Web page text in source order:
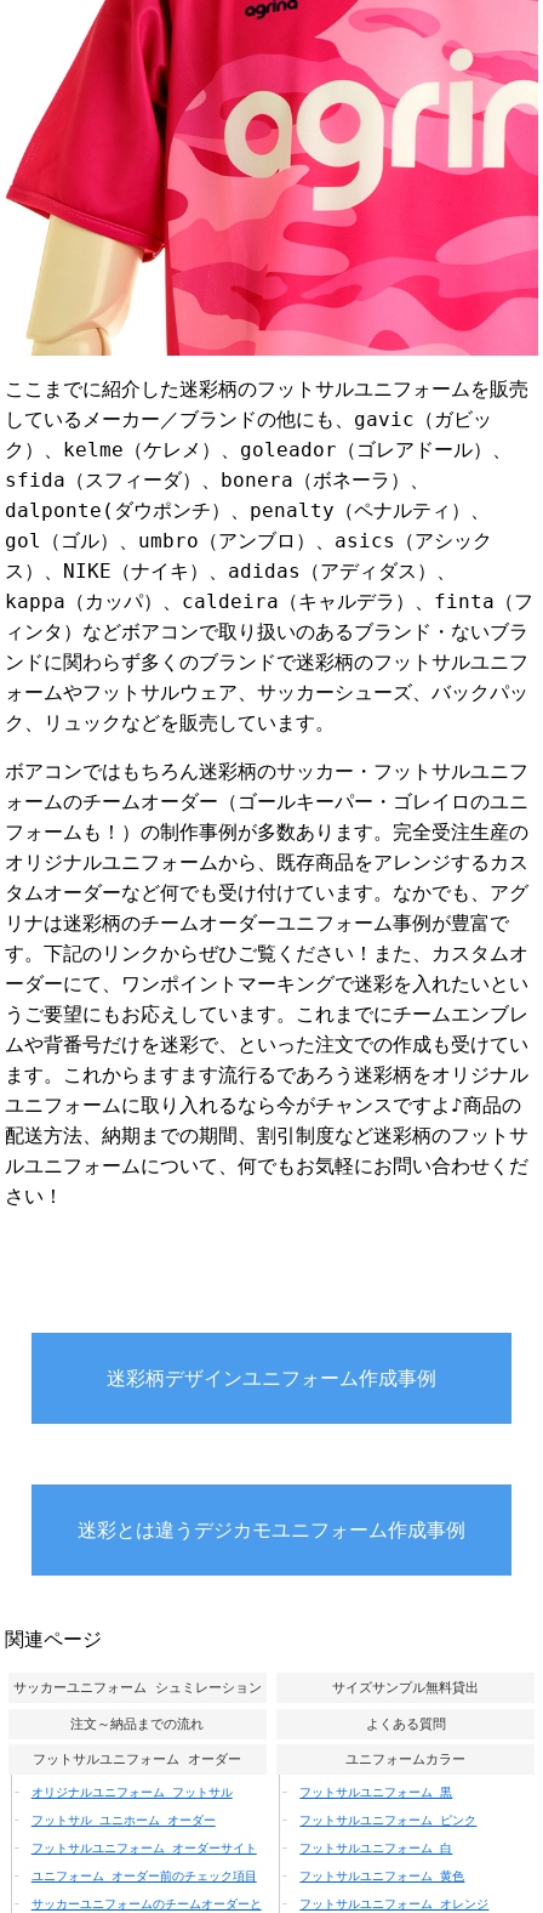
ここまでに紹介した迷彩柄のフットサルユニフォームを販売
しているメーカー／ブランドの他にも、gavic（ガビッ
ク）、kelme（ケレメ）、goleador（ゴレアドール）、
sfida（スフィーダ）、bonera（ボネーラ）、
dalponte(ダウポンチ）、penalty（ペナルティ）、
gol（ゴル）、umbro（アンブロ）、asics（アシック
ス）、NIKE（ナイキ）、adidas（アディダス）、
kappa（カッパ）、caldeira（キャルデラ）、finta（フ
ィンタ）などボアコンで取り扱いのあるブランド・ないブラ
ンドに関わらず多くのブランドで迷彩柄のフットサルユニフ
ォームやフットサルウェア、サッカーシューズ、バックパッ
ク、リュックなどを販売しています。
ボアコンではもちろん迷彩柄のサッカー・フットサルユニフ
ォームのチームオーダー（ゴールキーパー・ゴレイロのユニ
フォームも！）の制作事例が多数あります。完全受注生産の
オリジナルユニフォームから、既存商品をアレンジするカス
タムオーダーなど何でも受け付けています。なかでも、アグ
リナは迷彩柄のチームオーダーユニフォーム事例が豊富で
す。下記のリンクからぜひご覧ください！また、カスタムオ
ーダーにて、ワンポイントマーキングで迷彩を入れたいとい
うご要望にもお応えしています。これまでにチームエンブレ
ムや背番号だけを迷彩で、といった注文での作成も受けてい
ます。これからますます流行るであろう迷彩柄をオリジナル
ユニフォームに取り入れるなら今がチャンスですよ♪商品の
配送方法、納期までの期間、割引制度など迷彩柄のフットサ
ルユニフォームについて、何でもお気軽にお問い合わせくだ
さい！
迷彩柄デザインユニフォーム作成事例
迷彩とは違うデジカモユニフォーム作成事例
関連ページ
サッカーユニフォーム シュミレーション サイズサンプル無料貸出
注文～納品までの流れ よくある質問
フットサルユニフォーム オーダー
オリジナルユニフォーム フットサル
フットサル ユニホーム オーダー
フットサルユニフォーム オーダーサイト
ユニフォーム オーダー前のチェック項目
サッカーユニフォームのチームオーダーと
ユニフォームカラー
フットサルユニフォーム 黒
フットサルユニフォーム ピンク
フットサルユニフォーム 白
フットサルユニフォーム 黄色
フットサルユニフォーム オレンジ